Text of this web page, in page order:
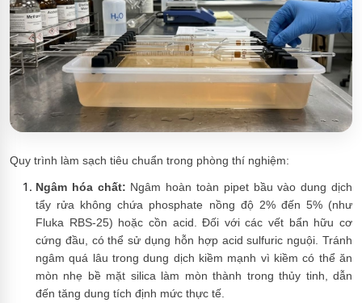
Quy trình làm sạch tiêu chuẩn trong phòng thí nghiệm:
Ngâm hóa chất: Ngâm hoàn toàn pipet bầu vào dung dịch
tẩy rửa không chứa phosphate nồng độ 2% đến 5% (như
Fluka RBS-25) hoặc cồn acid. Đối với các vết bẩn hữu cơ
cứng đầu, có thể sử dụng hỗn hợp acid sulfuric nguội. Tránh
ngâm quá lâu trong dung dịch kiềm mạnh vì kiềm có thể ăn
mòn nhẹ bề mặt silica làm mòn thành trong thủy tinh, dẫn
đến tăng dung tích định mức thực tế.